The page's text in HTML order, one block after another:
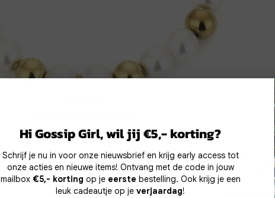
Noodzakelijke
cookies
Analytische cookies
Cookies
Wij gebruiken cookies en vergelijkbare technieken om
te verbeteren. Met functionele cookies zorgen we dat
werkt. Daarnaast gebruiken wij samen met
Hi Gossip Girl, wil jij €5,- korting?
Schrijf je nu in voor onze nieuwsbrief en krijg early access tot
onze acties en nieuwe items! Ontvang met de code in jouw
mailbox €5,- korting op je eerste bestelling. Ook krijg je een
leuk cadeautje op je verjaardag!